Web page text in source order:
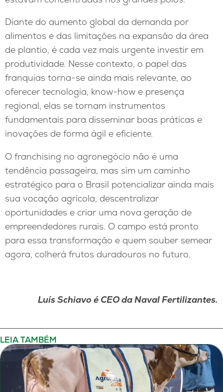
Diante do aumento global da demanda por
alimentos e das limitações na expansão da área
de plantio, é cada vez mais urgente investir em
produtividade. Nesse contexto, o papel das
franquias torna-se ainda mais relevante, ao
oferecer tecnologia, know-how e presença
regional, elas se tornam instrumentos
fundamentais para disseminar boas práticas e
inovações de forma ágil e eficiente.
O franchising no agronegócio não é uma
tendência passageira, mas sim um caminho
estratégico para o Brasil potencializar ainda mais
sua vocação agrícola, descentralizar
oportunidades e criar uma nova geração de
empreendedores rurais. O campo está pronto
para essa transformação e quem souber semear
agora, colherá frutos duradouros no futuro.
Luís Schiavo é CEO da Naval Fertilizantes.
LEIA TAMBÉM